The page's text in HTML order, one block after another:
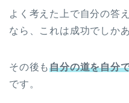
よく考えた上で自分の答
なら、これは成功でしか
その後も自分の道を自分
です。